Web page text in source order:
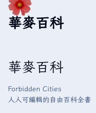
華麥百科
華麥百科
Forbidden Cities
人人可編輯的自由百科全書